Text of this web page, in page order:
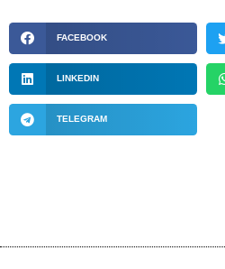
FACEBOOK
LINKEDIN
TELEGRAM